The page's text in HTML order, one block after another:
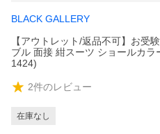
BLACK GALLERY
【アウトレット/返品不可】お受
ブル 面接 紺スーツ ショールカ
1424)
2件のレビュー
在庫なし